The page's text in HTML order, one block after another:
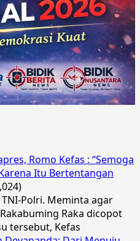
Romo Kefas : “Semoga
Itu Bertentangan
Polri. Meminta agar
Raka dicopot
tersebut, Kefas